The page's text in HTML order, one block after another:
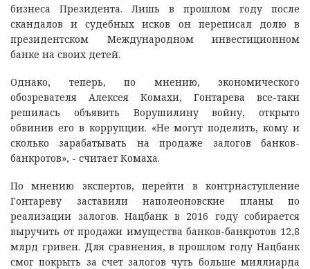
бизнеса Президента. Лишь в прошлом году после
скандалов и судебных исков он переписал долю в
президентском Международном инвестиционном
банке на своих детей.
Однако, теперь, по мнению, экономического
обозревателя Алексея Комахи, Гонтарева все-таки
решилась объявить Ворушилину войну, открыто
обвинив его в коррупции. «Не могут поделить, кому и
сколько зарабатывать на продаже залогов банков-
банкротов», - считает Комаха.
По мнению экспертов, перейти в контрнаступление
Гонтареву заставили наполеоновские планы по
реализации залогов. Нацбанк в 2016 году собирается
выручить от продажи имущества банков-банкротов 12,8
млрд гривен. Для сравнения, в прошлом году Нацбанк
смог покрыть за счет залогов чуть больше миллиарда